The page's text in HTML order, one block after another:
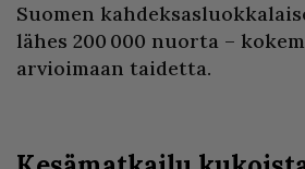
Suomen
lähes 200 000 nuorta –
arvioimaan taidetta.